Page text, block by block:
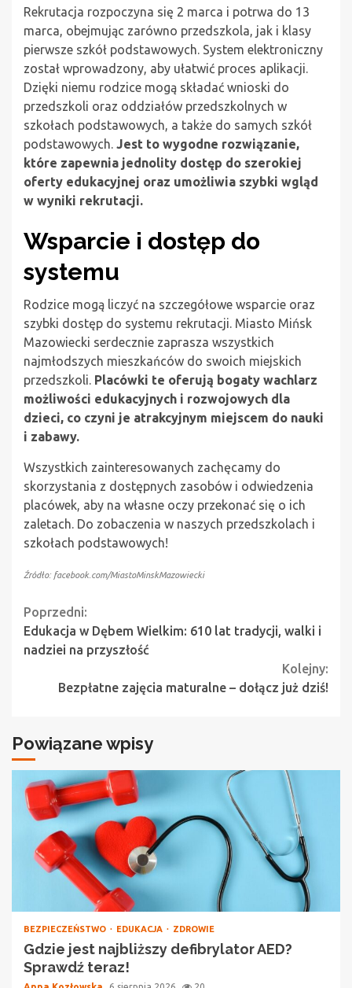
Rekrutacja rozpoczyna się 2 marca i potrwa do 13
marca, obejmując zarówno przedszkola, jak i klasy
pierwsze szkół podstawowych. System elektroniczny
został wprowadzony, aby ułatwić proces aplikacji.
Dzięki niemu rodzice mogą składać wnioski do
przedszkoli oraz oddziałów przedszkolnych w
szkołach podstawowych, a także do samych szkół
podstawowych. Jest to wygodne rozwiązanie,
które zapewnia jednolity dostęp do szerokiej
oferty edukacyjnej oraz umożliwia szybki wgląd
w wyniki rekrutacji.
Wsparcie i dostęp do
systemu
Rodzice mogą liczyć na szczegółowe wsparcie oraz
szybki dostęp do systemu rekrutacji. Miasto Mińsk
Mazowiecki serdecznie zaprasza wszystkich
najmłodszych mieszkańców do swoich miejskich
przedszkoli. Placówki te oferują bogaty wachlarz
możliwości edukacyjnych i rozwojowych dla
dzieci, co czyni je atrakcyjnym miejscem do nauki
i zabawy.
Wszystkich zainteresowanych zachęcamy do
skorzystania z dostępnych zasobów i odwiedzenia
placówek, aby na własne oczy przekonać się o ich
zaletach. Do zobaczenia w naszych przedszkolach i
szkołach podstawowych!
Źródło: facebook.com/MiastoMinskMazowiecki
Continue
Reading
Poprzedni:
Edukacja w Dębem Wielkim: 610 lat tradycji, walki i
nadziei na przyszłość
Kolejny:
Bezpłatne zajęcia maturalne – dołącz już dziś!
Powiązane wpisy
BEZPIECZEŃSTWO EDUKACJA ZDROWIE
Gdzie jest najbliższy defibrylator AED?
Sprawdź teraz!